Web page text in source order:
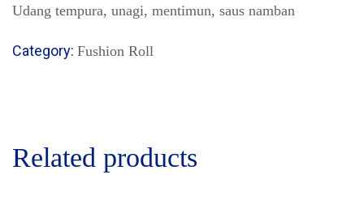
Udang tempura, unagi, mentimun, saus namban
Category: Fushion Roll
Related products